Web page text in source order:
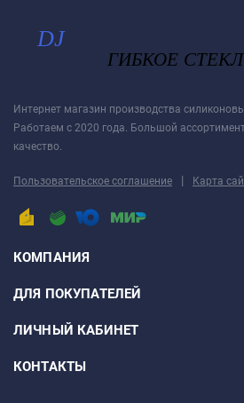
Интернет магазин производства
Работаем с 2020 года. Большой
качество.
Пользовательское соглашение | Карта
КОМПАНИЯ
ДЛЯ ПОКУПАТЕЛЕЙ
ЛИЧНЫЙ КАБИНЕТ
КОНТАКТЫ